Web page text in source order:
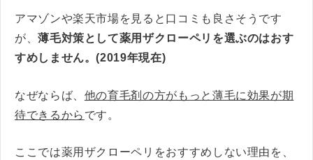
アマゾンや楽天市場を見ると口コミも良さそうです
が、薄毛対策として薬用ザクローペリを選ぶのはおす
すめしません。(2019年現在)
なぜならば、 他の育毛剤の方がもっと薄毛に効果が期
待できるから です。
ここでは薬用ザクローペリをおすすめしない理由を、